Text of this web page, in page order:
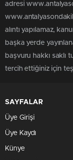
adresi
alıntı yapılamaz,
başka yerde
başvuru hakkı saklı
tercih ettiğiniz için
SAYFALAR
Üye Girişi
Üye Kaydı
Künye